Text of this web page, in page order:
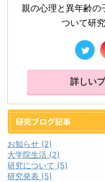
親の心理と異年齢の
ついて研
詳しい
研究ブログ記事
お知らせ (2)
大学院生活 (2)
研究について (5)
研究発表 (5)